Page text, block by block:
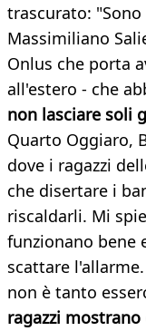
trascurato:
Massimiliano
Onlus che porta
all'estero - che
non lasciare soli
Quarto Oggiaro,
dove i ragazzi
che disertare i
riscaldarli. Mi
funzionano bene
scattare
non è tanto
ragazzi